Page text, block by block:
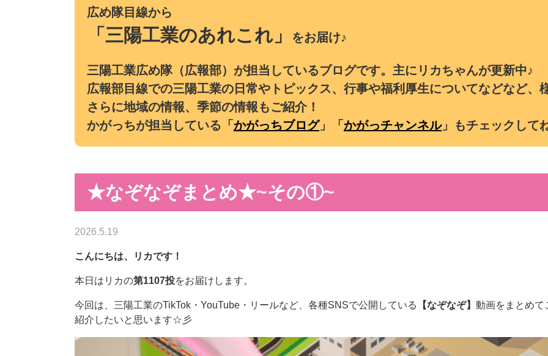
広め隊目線から
「三陽工業のあれこれ」 をお届け♪
三陽工業広め隊（広報部）が担当しているブログです。主にリカちゃんが更新中♪
広報部目線での三陽工業の日常やトピックス、行事や福利厚生についてなどなど、
さらに地域の情報、季節の情報もご紹介！
かがっちが担当している「 かがっちブログ」「 かがっチャンネル」もチェックして
★なぞなぞまとめ★~その①~
2026.5.19
こんにちは、リカです！
本日はリカの第1107投をお届けします。
今回は、三陽工業のTikTok・YouTube・リールなど、各種SNSで公開している 【なぞなぞ】 動画をまとめて
紹介したいと思います☆彡